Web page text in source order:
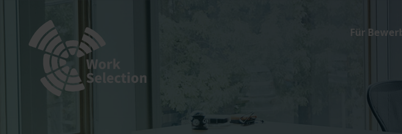
Für